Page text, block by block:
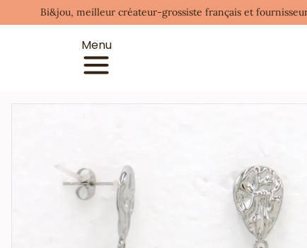
Bi&jou, meilleur créateur-grossiste français et
Menu